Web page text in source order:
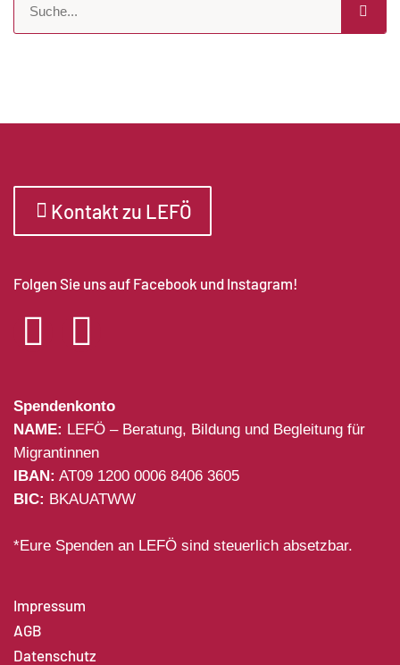
Kontakt zu LEFÖ
Folgen Sie uns auf Facebook und Instagram!
Spendenkonto
NAME: LEFÖ – Beratung, Bildung und Begleitung für
Migrantinnen
IBAN: AT09 1200 0006 8406 3605
BIC: BKAUATWW
*Eure Spenden an LEFÖ sind steuerlich absetzbar.
Impressum
AGB
Datenschutz